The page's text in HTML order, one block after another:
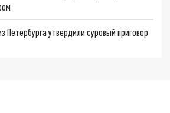
Петербурга утвердили суровый приговор